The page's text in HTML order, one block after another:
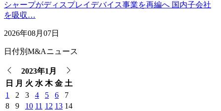
シャープがディスプレイデバイス事業を再編へ 国内子会社
を吸収…
2026年08月07日
日付別M&Aニュース
2023年1月
日
月 火 水 木 金 土
1
2 3 4 5 6
7
8
9 10 11 12 13 14